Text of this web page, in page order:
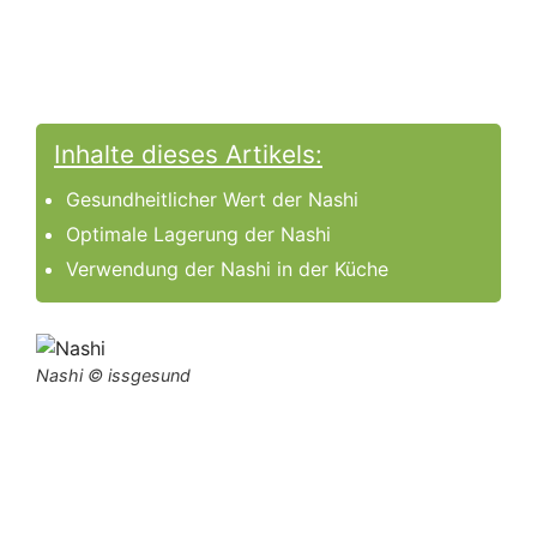
Inhalte dieses Artikels:
Gesundheitlicher Wert der Nashi
Optimale Lagerung der Nashi
Verwendung der Nashi in der Küche
Nashi © issgesund